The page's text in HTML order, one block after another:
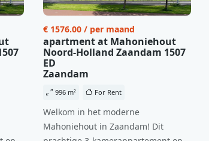
€ 1576.00 / per maand
apartment at Mahoniehout
Noord-Holland Zaandam 1507
ED
Zaandam
996 m² For Rent
Welkom in het moderne
Mahoniehout in Zaandam! Dit